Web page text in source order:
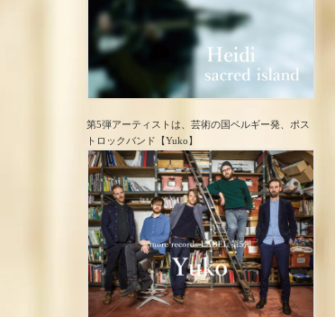
第5弾アーティストは、芸術の国ベルギー発、ポス
トロック​バンド【Yuko】